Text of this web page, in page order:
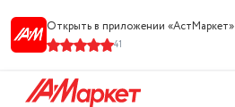
Открыть в приложении «АстМарке‪т‬»
41